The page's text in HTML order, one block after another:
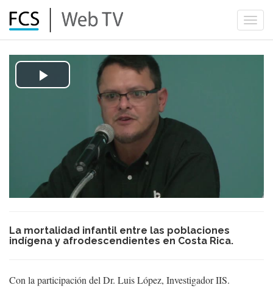
Play
La mortalidad infantil entre las poblaciones
indígena y afrodescendientes en Costa Rica.
Con la participación del Dr. Luis López, Investigador IIS.